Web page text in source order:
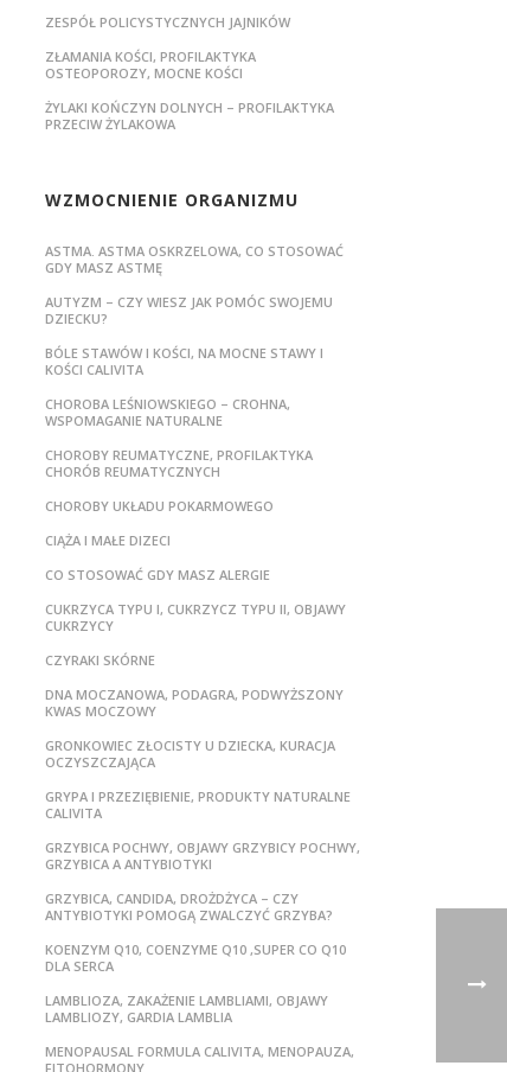
ZESPÓŁ POLICYSTYCZNYCH JAJNIKÓW
ZŁAMANIA KOŚCI, PROFILAKTYKA
OSTEOPOROZY, MOCNE KOŚCI
ŻYLAKI KOŃCZYN DOLNYCH – PROFILAKTYKA
PRZECIW ŻYLAKOWA
WZMOCNIENIE ORGANIZMU
ASTMA. ASTMA OSKRZELOWA, CO STOSOWAĆ
GDY MASZ ASTMĘ
AUTYZM – CZY WIESZ JAK POMÓC SWOJEMU
DZIECKU?
BÓLE STAWÓW I KOŚCI, NA MOCNE STAWY I
KOŚCI CALIVITA
CHOROBA LEŚNIOWSKIEGO – CROHNA,
WSPOMAGANIE NATURALNE
CHOROBY REUMATYCZNE, PROFILAKTYKA
CHORÓB REUMATYCZNYCH
CHOROBY UKŁADU POKARMOWEGO
CIĄŻA I MAŁE DIZECI
CO STOSOWAĆ GDY MASZ ALERGIE
CUKRZYCA TYPU I, CUKRZYCZ TYPU II, OBJAWY
CUKRZYCY
CZYRAKI SKÓRNE
DNA MOCZANOWA, PODAGRA, PODWYŻSZONY
KWAS MOCZOWY
GRONKOWIEC ZŁOCISTY U DZIECKA, KURACJA
OCZYSZCZAJĄCA
GRYPA I PRZEZIĘBIENIE, PRODUKTY NATURALNE
CALIVITA
GRZYBICA POCHWY, OBJAWY GRZYBICY POCHWY,
GRZYBICA A ANTYBIOTYKI
GRZYBICA, CANDIDA, DROŻDŻYCA – CZY
ANTYBIOTYKI POMOGĄ ZWALCZYĆ GRZYBA?
KOENZYM Q10, COENZYME Q10 ,SUPER CO Q10
DLA SERCA
LAMBLIOZA, ZAKAŻENIE LAMBLIAMI, OBJAWY
LAMBLIOZY, GARDIA LAMBLIA
MENOPAUSAL FORMULA CALIVITA, MENOPAUZA,
FITOHORMONY